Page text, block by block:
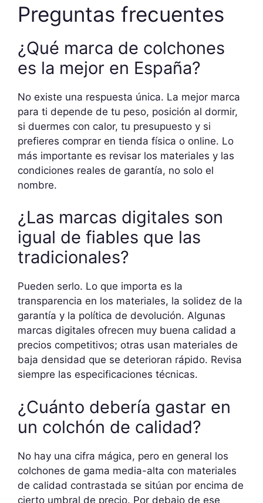
Preguntas frecuentes
¿Qué marca de colchones
es la mejor en España?
No existe una respuesta única. La mejor marca
para ti depende de tu peso, posición al dormir,
si duermes con calor, tu presupuesto y si
prefieres comprar en tienda física o online. Lo
más importante es revisar los materiales y las
condiciones reales de garantía, no solo el
nombre.
¿Las marcas digitales son
igual de fiables que las
tradicionales?
Pueden serlo. Lo que importa es la
transparencia en los materiales, la solidez de la
garantía y la política de devolución. Algunas
marcas digitales ofrecen muy buena calidad a
precios competitivos; otras usan materiales de
baja densidad que se deterioran rápido. Revisa
siempre las especificaciones técnicas.
¿Cuánto debería gastar en
un colchón de calidad?
No hay una cifra mágica, pero en general los
colchones de gama media-alta con materiales
de calidad contrastada se sitúan por encima de
cierto umbral de precio. Por debajo de ese